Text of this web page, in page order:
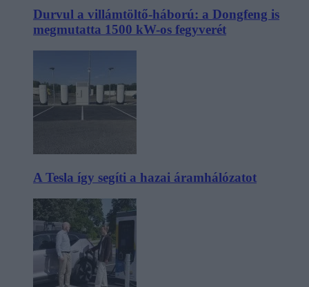
Durvul a villámtöltő-háború: a Dongfeng is
megmutatta 1500 kW-os fegyverét
A Tesla így segíti a hazai áramhálózatot